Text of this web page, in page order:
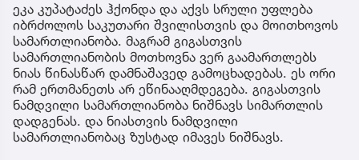
ეკა კუპატაძეს ჰქონდა და აქვს სრული უფლება
იბრძოლოს საკუთარი შვილისთვის და მოითხოვოს
სამართლიანობა. მაგრამ გიგასთვის
სამართლიანობის მოთხოვნა ვერ გაამართლებს
ნიას წინასწარ დამნაშავედ გამოცხადებას. ეს ორი
რამ ერთმანეთს არ ეწინააღმდეგება. გიგასთვის
ნამდვილი სამართლიანობა ნიშნავს სიმართლის
დადგენას. და ნიასთვის ნამდვილი
სამართლიანობაც ზუსტად იმავეს ნიშნავს.